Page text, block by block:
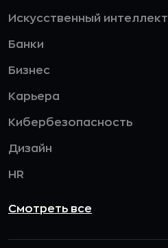
Искусственный интеллект
Банки
Бизнес
Карьера
Кибербезопасность
Дизайн
HR
Смотреть все